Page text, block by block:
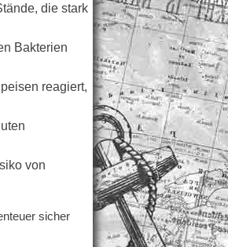
die stark
Bakterien
reagiert,
von
sicher